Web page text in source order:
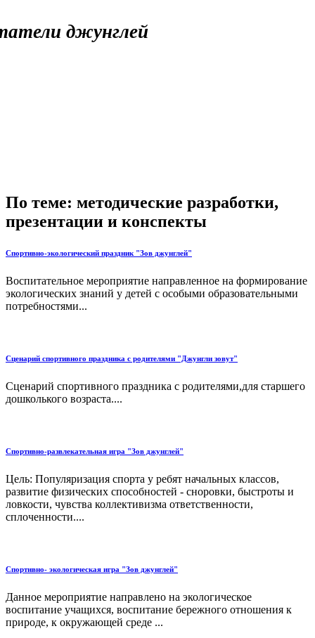
джунглей
По теме: методические разработки,
презентации и конспекты
Спортивно-экологический праздник "Зов джунглей"
Воспитательное мероприятие направленное на формирование
экологических знаний у детей с особыми образовательными
потребностями...
Сценарий спортивного праздника с родителями "Джунгли зовут"
Сценарий спортивного праздника с родителями,для старшего
дошколького возраста....
Спортивно-развлекательная игра "Зов джунглей"
Цель: Популяризация спорта у ребят начальных классов,
развитие физических способностей - сноровки, быстроты и
ловкости, чувства коллективизма ответственности,
сплоченности....
Спортивно- экологическая игра "Зов джунглей"
Данное мероприятие направлено на экологическое
воспитание учащихся, воспитание бережного отношения к
природе, к окружающей среде ...